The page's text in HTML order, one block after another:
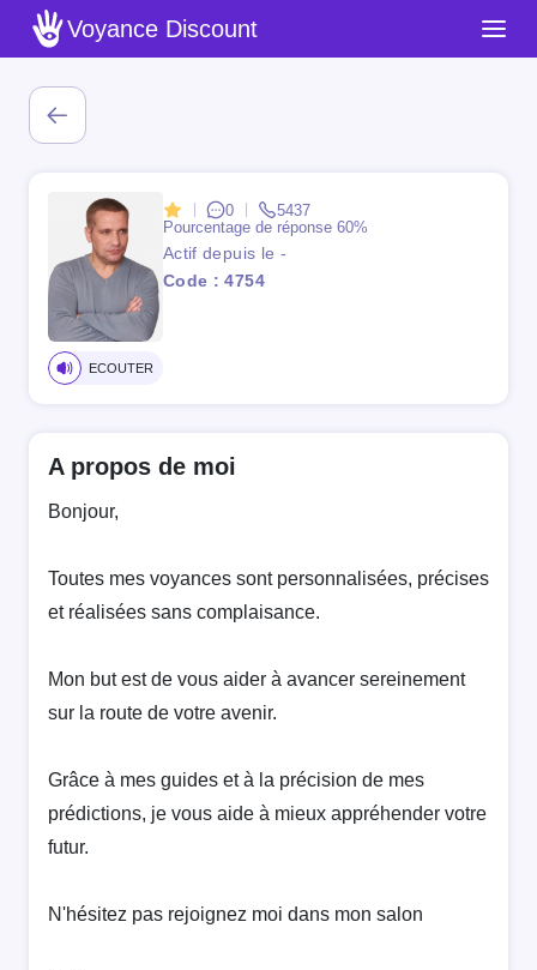
Voyance Discount
ECOUTER
0
5437
Pourcentage de réponse 60%
Actif depuis le -
Code : 4754
A propos de moi
Bonjour,
Toutes mes voyances sont personnalisées, précises
et réalisées sans complaisance.
Mon but est de vous aider à avancer sereinement
sur la route de votre avenir.
Grâce à mes guides et à la précision de mes
prédictions, je vous aide à mieux appréhender votre
futur.
N'hésitez pas rejoignez moi dans mon salon